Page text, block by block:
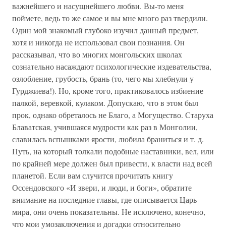
важнейшего и насущнейшего любви. Вы-то меня
поймете, ведь то же самое и вы мне много раз твердили.
Один мой знакомый глубоко изучил данный предмет,
хотя и никогда не использовал свои познания. Он
рассказывал, что во многих монгольских школах
сознательно насаждают психологические издевательства,
озлобление, грубость, брань (то, чего мы хлебнули у
Гурджиева!). Но, кроме того, практиковалось избиение
палкой, веревкой, кулаком. Допускаю, что в этом был
прок, однако обреталось не Благо, а Могущество. Старуха
Блаватская, учившаяся мудрости как раз в Монголии,
славилась вспышками ярости, любила браниться и т. д.
Путь, на который толкали подобные наставники, вел, или
по крайней мере должен был привести, к власти над всей
планетой. Если вам случится прочитать книгу
Оссендовского «И звери, и люди, и боги», обратите
внимание на последние главы, где описывается Царь
мира, они очень показательны. Не исключено, конечно,
что мои умозаключения и догадки относительно